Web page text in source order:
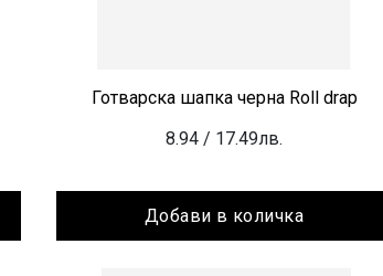
Готварска шапка черна Roll drap
8.94 / 17.49лв.
Добави в количка